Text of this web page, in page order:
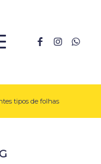
tipos de folhas